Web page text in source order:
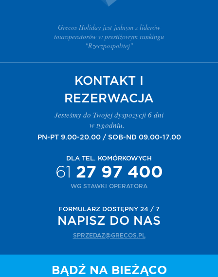
Grecos Holiday jest jednym z liderów
touroperatorów w prestiżowym rankingu
"Rzeczpospolitej"
KONTAKT I
REZERWACJA
Jesteśmy do Twojej dyspozycji 6 dni
w tygodniu.
PN-PT 9.00-20.00 / SOB-ND 09.00-17.00
DLA TEL. KOMÓRKOWYCH
61 27 97 400
WG STAWKI OPERATORA
FORMULARZ DOSTĘPNY 24 / 7
NAPISZ DO NAS
SPRZEDAZ@GRECOS.PL
BĄDŹ NA BIEŻĄCO